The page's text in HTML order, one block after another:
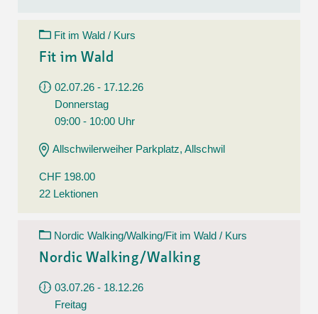
Fit im Wald / Kurs
Fit im Wald
02.07.26 - 17.12.26
Donnerstag
09:00 - 10:00 Uhr
Allschwilerweiher Parkplatz, Allschwil
CHF 198.00
22 Lektionen
Nordic Walking/Walking/Fit im Wald / Kurs
Nordic Walking/Walking
03.07.26 - 18.12.26
Freitag